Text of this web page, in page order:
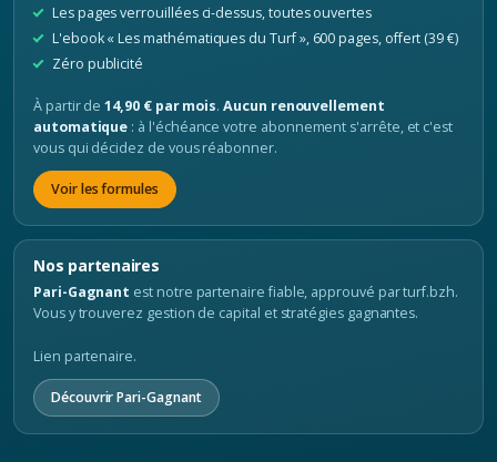
Les pages verrouillées ci-dessus, toutes ouvertes
L'ebook « Les mathématiques du Turf », 600 pages, offert (39 €)
Zéro publicité
À partir de14,90 € par mois.Aucun renouvellement
automatique : à l'échéance votre abonnement s'arrête, et c'est
vous qui décidez de vous réabonner.
Voir les formules
Nos partenaires
Pari-Gagnant est notre partenaire fiable, approuvé par turf.bzh.
Vous y trouverez gestion de capital et stratégies gagnantes.
Lien partenaire.
Découvrir Pari-Gagnant